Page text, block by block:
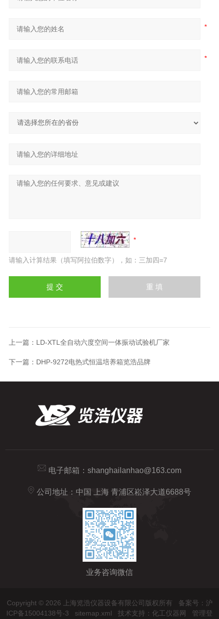
请输入计算结果（填写阿拉伯数字），如：三加四=7
上一篇： LD-XTL全自动六度空间一体振动试验机厂家
下一篇： DHP-9272电热式恒温培养箱览浩品牌
电子邮箱： shanghailanhao@163.com
公司地址：中国 上海 青浦区崧泽大道6688号
业务咨询微信
Copyright © 2026 上海览浩仪器设备有限公司版权所有 备案号：沪
ICP备15004138号-3
sitemap.xml 技术支持： 化工仪器网 管理登